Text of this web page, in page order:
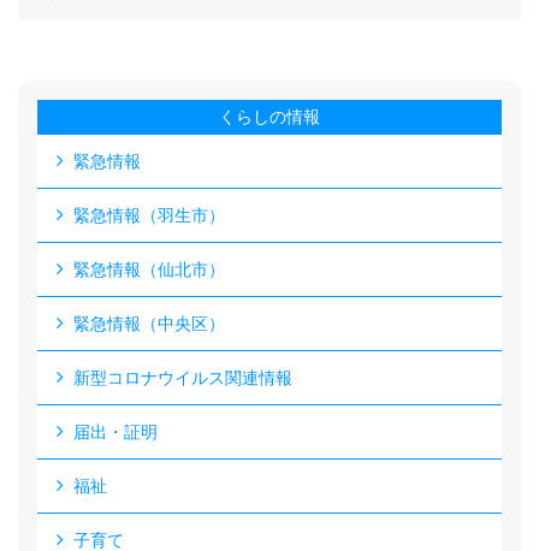
くらしの情報
緊急情報
緊急情報（羽生市）
緊急情報（仙北市）
緊急情報（中央区）
新型コロナウイルス関連情報
届出・証明
福祉
子育て